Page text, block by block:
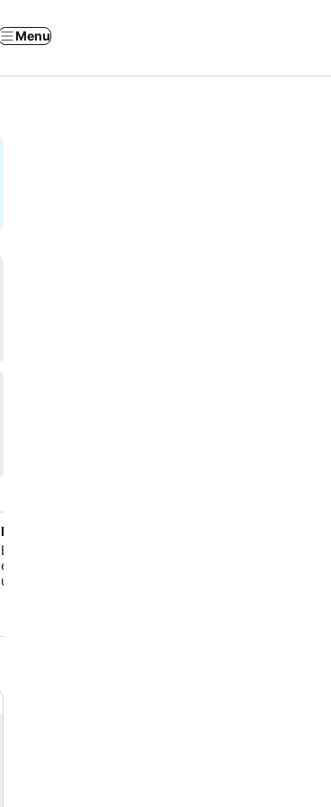
Menu
Parque temático e aquático únicos
Experimente uma diversão familiar incomparável no
e aquático exclusivo do resort, que apresenta mais de
uma piscina de ondas e um rio lento para todas as